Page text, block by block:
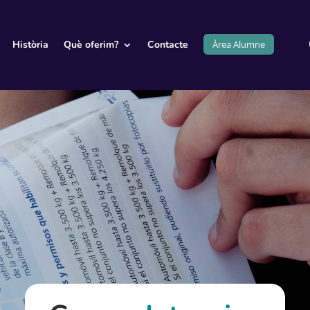
Història Què oferim? Contacte Àrea Alumne